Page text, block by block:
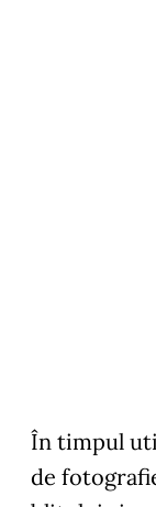
În timpul
de